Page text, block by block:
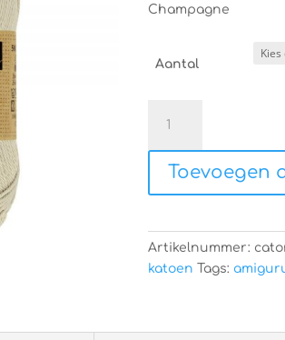
Champagne
Aantal
Catona
248
aantal
Toevoegen
Artikelnummer:
katoen Tags: